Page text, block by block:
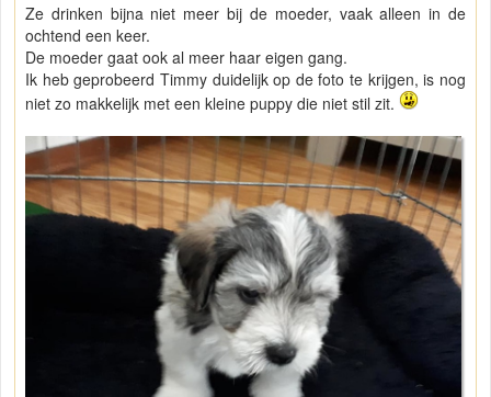
Ze drinken bijna niet meer bij de moeder, vaak alleen in de
ochtend een keer.
De moeder gaat ook al meer haar eigen gang.
Ik heb geprobeerd Timmy duidelijk op de foto te krijgen, is nog
niet zo makkelijk met een kleine puppy die niet stil zit.